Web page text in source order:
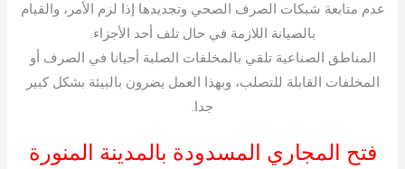
عدم متابعة شبكات الصرف الصحي وتجديدها إذا لزم الأمر، والقيام
بالصيانة اللازمة في حال تلف أحد الأجزاء.
المناطق الصناعية تلقي بالمخلفات الصلبة أحيانا في الصرف أو
المخلفات القابلة للتصلب، وبهذا العمل يضرون بالبيئة بشكل كبير
جدا.
فتح المجاري المسدودة بالمدينة المنورة